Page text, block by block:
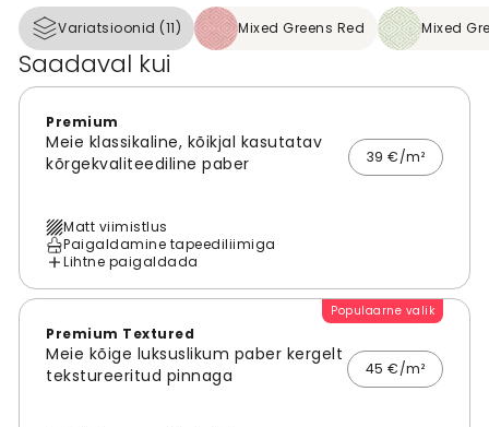
Variatsioonid (11) Mixed Greens Red Mixed
Saadaval kui
Premium
Meie klassikaline, kõikjal kasutatav
kõrgekvaliteediline paber
39 €/m²
Matt viimistlus
Paigaldamine tapeediliimiga
Lihtne paigaldada
Populaarne valik
Premium Textured
Meie kõige luksuslikum paber kergelt
tekstureeritud pinnaga
45 €/m²